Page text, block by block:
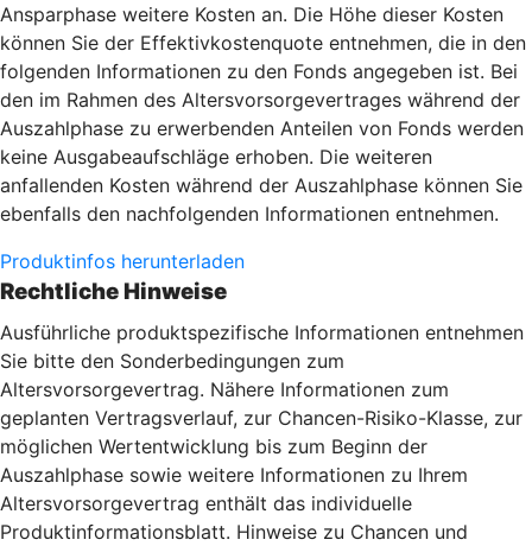
Ansparphase weitere Kosten an. Die Höhe dieser Kosten
können Sie der Effektivkostenquote entnehmen, die in den
folgenden Informationen zu den Fonds angegeben ist. Bei
den im Rahmen des Altersvorsorgevertrages während der
Auszahlphase zu erwerbenden Anteilen von Fonds werden
keine Ausgabeaufschläge erhoben. Die weiteren
anfallenden Kosten während der Auszahlphase können Sie
ebenfalls den nachfolgenden Informationen entnehmen.
Produktinfos herunterladen
Rechtliche Hinweise
Ausführliche produktspezifische Informationen entnehmen
Sie bitte den Sonderbedingungen zum
Altersvorsorgevertrag. Nähere Informationen zum
geplanten Vertragsverlauf, zur Chancen-Risiko-Klasse, zur
möglichen Wertentwicklung bis zum Beginn der
Auszahlphase sowie weitere Informationen zu Ihrem
Altersvorsorgevertrag enthält das individuelle
Produktinformationsblatt. Hinweise zu Chancen und